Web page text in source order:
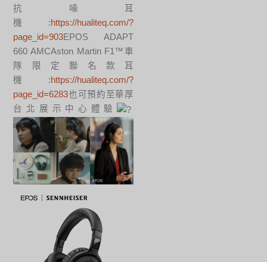
抗噪耳
機:https://hualiteq.com/?
page_id=903EPOS ADAPT
660 AMCAston Martin F1™車
隊限定聯名款耳
機:https://hualiteq.com/?
page_id=6283也可預約至華厚
台北展示中心體驗